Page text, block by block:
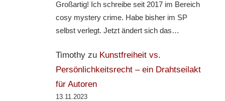
Großartig! Ich schreibe seit 2017 im Bereich
cosy mystery crime. Habe bisher im SP
selbst verlegt. Jetzt ändert sich das…
Timothyzu Kunstfreiheit vs.
Persönlichkeitsrecht – ein Drahtseilakt
für Autoren
13.11.2023